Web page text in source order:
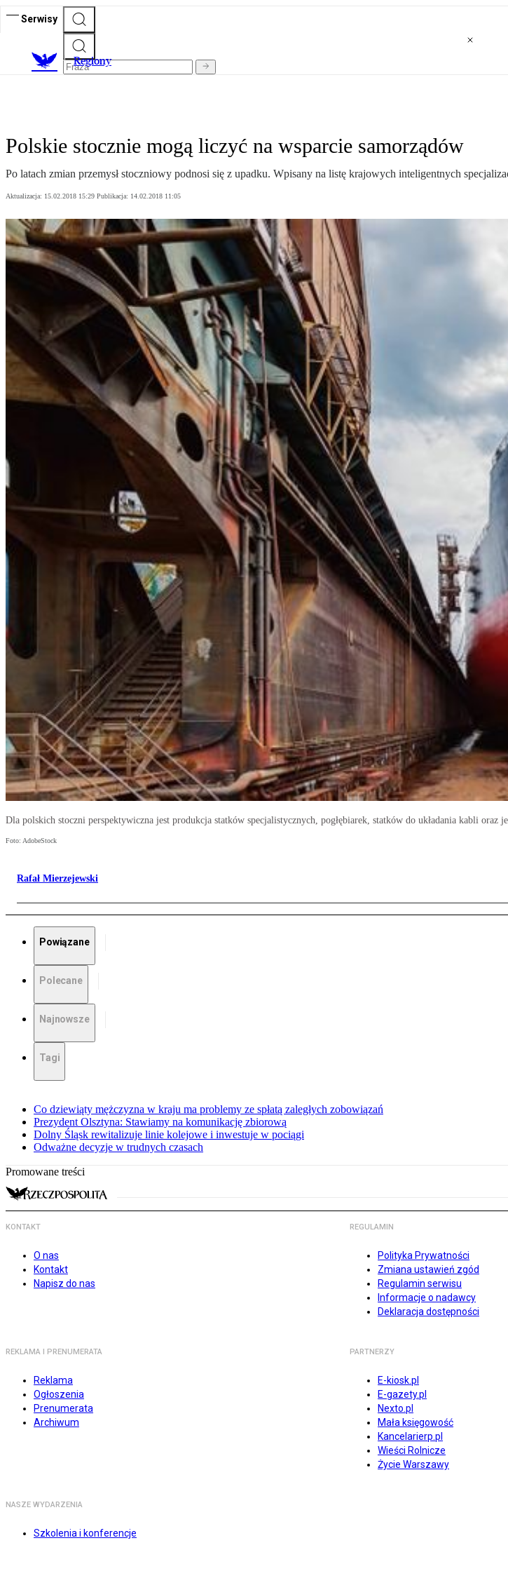
Serwisy
Regiony
Polskie stocznie mogą liczyć na wsparcie samorządów
Po latach zmian przemysł stoczniowy podnosi się z upadku. Wpisany na listę krajowych inteligentnych
Aktualizacja: 15.02.2018 15:29 Publikacja: 14.02.2018 11:05
Dla polskich stoczni perspektywiczna jest produkcja statków specjalistycznych, pogłębiarek, statków do układania kabli oraz
Foto: AdobeStock
Rafał Mierzejewski
Powiązane
Polecane
Najnowsze
Tagi
Co dziewiąty mężczyzna w kraju ma problemy ze spłatą zaległych zobowiązań
Prezydent Olsztyna: Stawiamy na komunikację zbiorową
Dolny Śląsk rewitalizuje linie kolejowe i inwestuje w pociągi
Odważne decyzje w trudnych czasach
Promowane treści
KONTAKT
O nas
Kontakt
Napisz do nas
REGULAMIN
Polityka Prywatności
Zmiana ustawień zgód
Regulamin serwisu
Informacje o nadawcy
Deklaracja dostępności
REKLAMA I PRENUMERATA
Reklama
Ogłoszenia
Prenumerata
Archiwum
PARTNERZY
E-kiosk.pl
E-gazety.pl
Nexto.pl
Mała księgowość
Kancelarierp.pl
Wieści Rolnicze
Życie Warszawy
NASZE WYDARZENIA
Szkolenia i konferencje